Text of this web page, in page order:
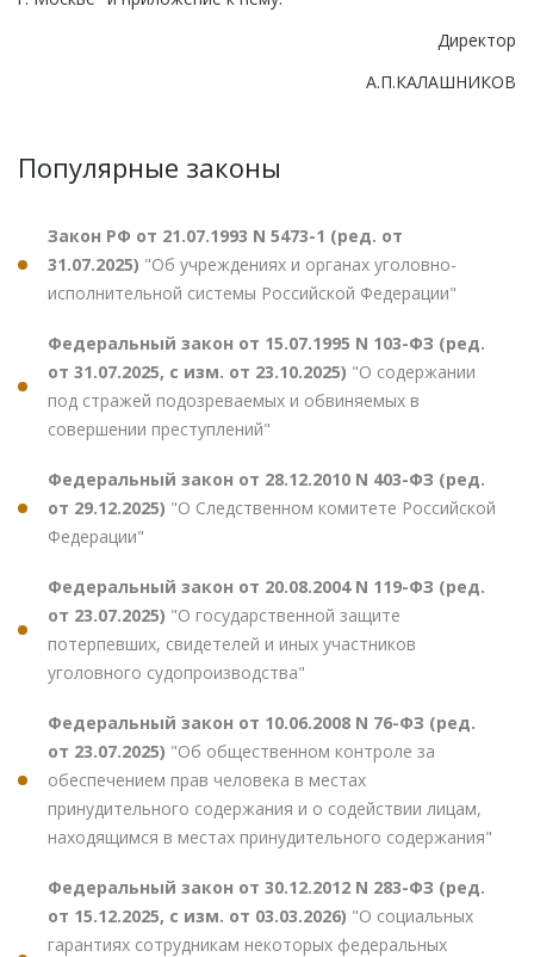
Директор
А.П.КАЛАШНИКОВ
Популярные законы
Закон РФ от 21.07.1993 N 5473-1 (ред. от
31.07.2025) "Об учреждениях и органах уголовно-
исполнительной системы Российской Федерации"
Федеральный закон от 15.07.1995 N 103-ФЗ (ред.
от 31.07.2025, с изм. от 23.10.2025) "О содержании
под стражей подозреваемых и обвиняемых в
совершении преступлений"
Федеральный закон от 28.12.2010 N 403-ФЗ (ред.
от 29.12.2025) "О Следственном комитете Российской
Федерации"
Федеральный закон от 20.08.2004 N 119-ФЗ (ред.
от 23.07.2025) "О государственной защите
потерпевших, свидетелей и иных участников
уголовного судопроизводства"
Федеральный закон от 10.06.2008 N 76-ФЗ (ред.
от 23.07.2025) "Об общественном контроле за
обеспечением прав человека в местах
принудительного содержания и о содействии лицам,
находящимся в местах принудительного содержания"
Федеральный закон от 30.12.2012 N 283-ФЗ (ред.
от 15.12.2025, с изм. от 03.03.2026) "О социальных
гарантиях сотрудникам некоторых федеральных